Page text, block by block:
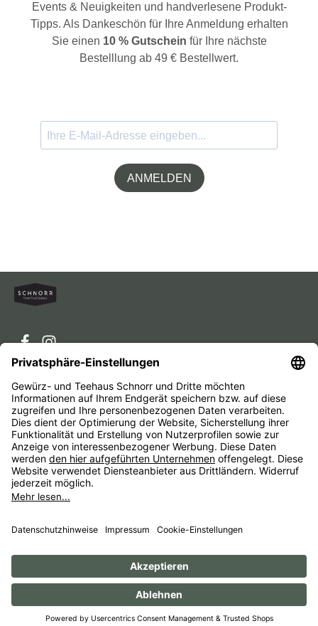
Events & Neuigkeiten und handverlesene Produkt-
Tipps. Als Dankeschön für Ihre Anmeldung erhalten
Sie einen 10 % Gutschein für Ihre nächste
Bestelllung ab 49 € Bestellwert.
ANMELDEN
Service-Hotline
Service
Unternehmen
Alle Preise inkl. gesetzl. Mehrwertsteuer zzgl.
anders angegeben.
© 1956 - 2026 Gewürz- und Teehaus Schnorr - with
HexaMain GmbH
ImpressumAGBWiderrufsbelehrungenDatenschutz
Barrierefreiheit